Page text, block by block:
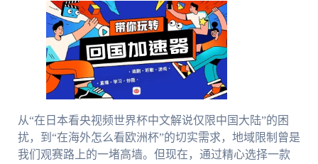
从“在日本看央视频世界杯中文解说仅限中国大陆”的困
扰，到“在海外怎么看欧洲杯”的切实需求，地域限制曾是
我们观赛路上的一堵高墙。但现在，通过精心选择一款